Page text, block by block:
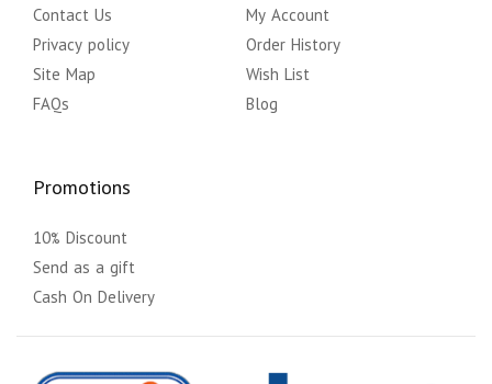
Contact Us
Privacy policy
Site Map
FAQs
My Account
Order History
Wish List
Blog
Promotions
10% Discount
Send as a gift
Cash On Delivery